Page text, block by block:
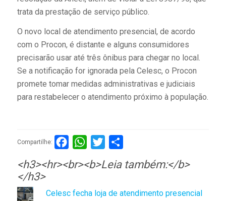
trata da prestação de serviço público.
O novo local de atendimento presencial, de acordo
com o Procon, é distante e alguns consumidores
precisarão usar até três ônibus para chegar no local.
Se a notificação for ignorada pela Celesc, o Procon
promete tomar medidas administrativas e judiciais
para restabelecer o atendimento próximo à população.
Compartilhe: FacebookWhatsApp
Twitter
<h3><hr><br><b>Leia também:</b>
</h3>
Celesc fecha loja de atendimento presencial